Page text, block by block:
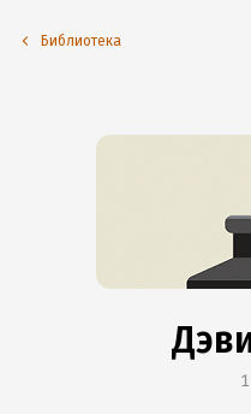
Библиотека